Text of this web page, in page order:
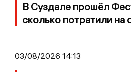
В Суздале прошёл
сколько потратили на
03/08/2026 14:13